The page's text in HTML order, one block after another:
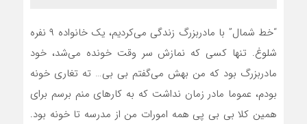
“خط شمال” با مادربزرگ زندگی می‌کردیم، یک خانواده ۹ نفره
شلوغ. تنها کسی که نمازش سر وقت خونده می‌شد، خود
مادربزرگ بود که من بهش می‌گفتم بی بی… ته تغاری خونه
بودم، عموما مادر زمان نداشت که به کارهای منم برسم برای
همین کلا بی بی پی همه امورات من از مدرسه تا خونه بود.